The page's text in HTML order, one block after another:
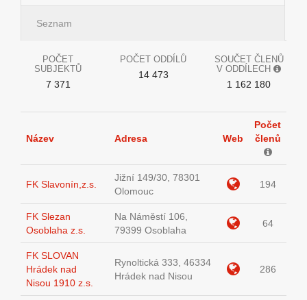
Seznam
POČET
SUBJEKTŮ
7 371
POČET ODDÍLŮ
14 473
SOUČET ČLENŮ
V ODDÍLECH
1 162 180
Název Adresa Web
Počet
členů
FK Slavonín,z.s.
Jižní 149/30, 78301
Olomouc
194
FK Slezan
Osoblaha z.s.
Na Náměstí 106,
79399 Osoblaha
64
FK SLOVAN
Hrádek nad
Nisou 1910 z.s.
Rynoltická 333, 46334
Hrádek nad Nisou
286